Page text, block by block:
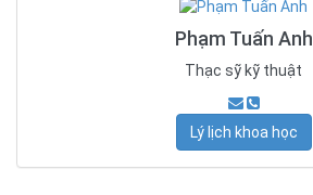
Phạm Tuấn Anh
Thạc sỹ kỹ thuật
Lý lịch khoa học